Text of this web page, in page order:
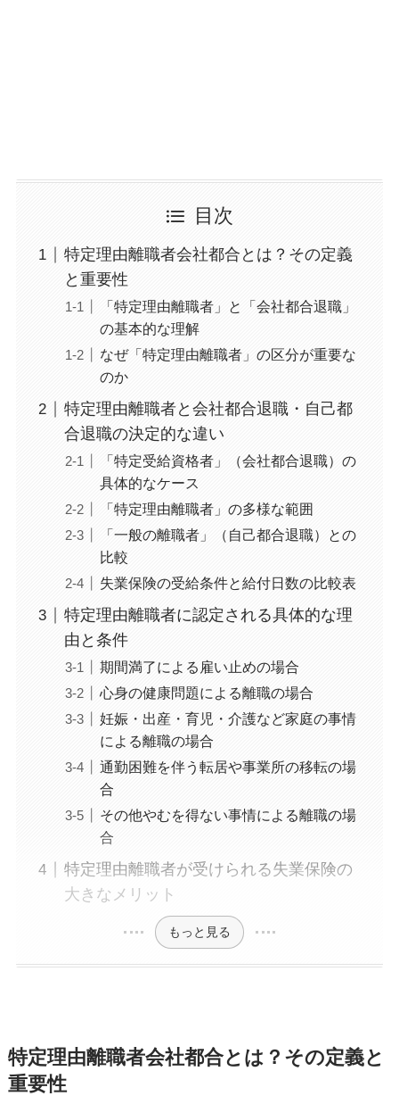
目次
特定理由離職者会社都合とは？その定義
と重要性
「特定理由離職者」と「会社都合退職」
の基本的な理解
なぜ「特定理由離職者」の区分が重要な
のか
特定理由離職者と会社都合退職・自己都
合退職の決定的な違い
「特定受給資格者」（会社都合退職）の
具体的なケース
「特定理由離職者」の多様な範囲
「一般の離職者」（自己都合退職）との
比較
失業保険の受給条件と給付日数の比較表
特定理由離職者に認定される具体的な理
由と条件
期間満了による雇い止めの場合
心身の健康問題による離職の場合
妊娠・出産・育児・介護など家庭の事情
による離職の場合
通勤困難を伴う転居や事業所の移転の場
合
その他やむを得ない事情による離職の場
合
特定理由離職者が受けられる失業保険の
大きなメリット
もっと見る
特定理由離職者会社都合とは？その定義と
重要性